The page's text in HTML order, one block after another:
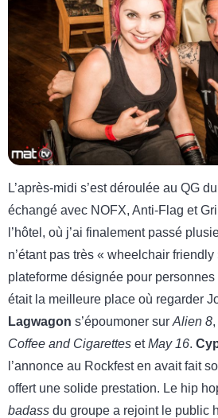
L’après-midi s’est déroulée au QG
échangé avec NOFX, Anti-Flag et
l’hôtel, où j’ai finalement passé
n’étant pas très « wheelchair
plateforme désignée pour
était la meilleure place où regarder
Lagwagon s’époumoner sur Alien 8,
Coffee and Cigarettes etMay 16.
l’annonce au Rockfest en avait fait
offert une solide prestation. Le hip
badass du groupe a rejoint le public